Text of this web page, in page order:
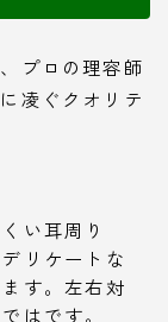
プロの理容師
凌ぐクオリテ
い耳周り
リケートな
す。左右対
はです。